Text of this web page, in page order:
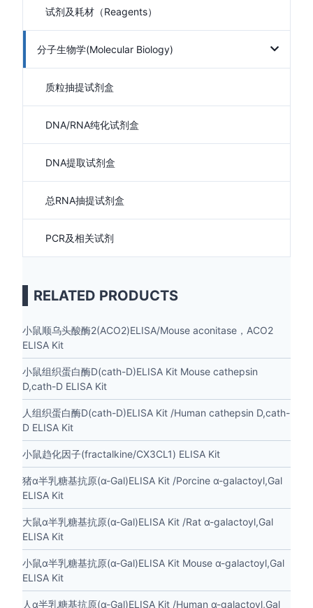
试剂及耗材（Reagents）
分子生物学(Molecular Biology)
质粒抽提试剂盒
DNA/RNA纯化试剂盒
DNA提取试剂盒
总RNA抽提试剂盒
PCR及相关试剂
RELATED PRODUCTS
小鼠顺乌头酸酶2(ACO2)ELISA/Mouse aconitase，ACO2
ELISA Kit
小鼠组织蛋白酶D(cath-D)ELISA Kit Mouse cathepsin
D,cath-D ELISA Kit
人组织蛋白酶D(cath-D)ELISA Kit /Human cathepsin D,cath-
D ELISA Kit
小鼠趋化因子(fractalkine/CX3CL1) ELISA Kit
猪α半乳糖基抗原(α-Gal)ELISA Kit /Porcine α-galactoyl,Gal
ELISA Kit
大鼠α半乳糖基抗原(α-Gal)ELISA Kit /Rat α-galactoyl,Gal
ELISA Kit
小鼠α半乳糖基抗原(α-Gal)ELISA Kit Mouse α-galactoyl,Gal
ELISA Kit
人α半乳糖基抗原(α-Gal)ELISA Kit /Human α-galactoyl,Gal